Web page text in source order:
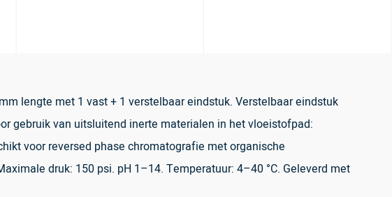
lengte met 1 vast + 1 verstelbaar eindstuk. Verstelbaar eindstuk
gebruik van uitsluitend inerte materialen in het vloeistofpad:
voor reversed phase chromatografie met organische
druk: 150 psi. pH 1–14. Temperatuur: 4–40 °C. Geleverd met